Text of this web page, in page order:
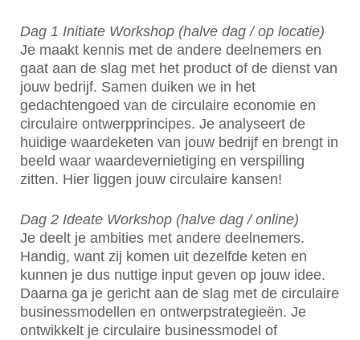
Dag 1 Initiate Workshop (halve dag / op locatie)
Je maakt kennis met de andere deelnemers en
gaat aan de slag met het product of de dienst van
jouw bedrijf. Samen duiken we in het
gedachtengoed van de circulaire economie en
circulaire ontwerpprincipes. Je analyseert de
huidige waardeketen van jouw bedrijf en brengt in
beeld waar waardevernietiging en verspilling
zitten. Hier liggen jouw circulaire kansen!
Dag 2 Ideate Workshop (halve dag / online)
Je deelt je ambities met andere deelnemers.
Handig, want zij komen uit dezelfde keten en
kunnen je dus nuttige input geven op jouw idee.
Daarna ga je gericht aan de slag met de circulaire
businessmodellen en ontwerpstrategieën. Je
ontwikkelt je circulaire businessmodel of